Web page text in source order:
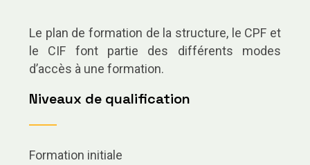
Le plan de formation de la structure, le CPF et
le CIF font partie des différents modes
d’accès à une formation.
Niveaux de qualification
Formation initiale